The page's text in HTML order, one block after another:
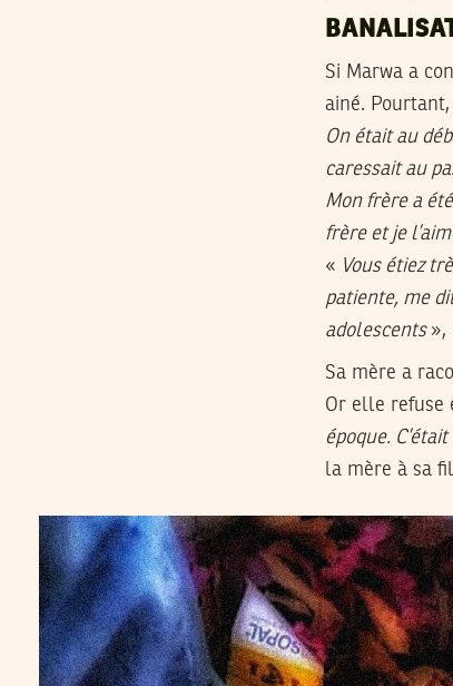
Si Marwa a
ainé.
On était au
caressait au
Mon frère a
frère et je
« Vous étiez
patiente, me
adolescents»,
Sa mère a
Or elle refuse
époque.
la mère à sa